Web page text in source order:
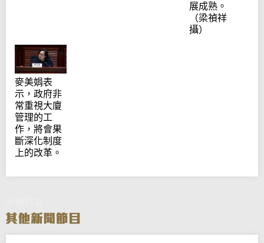
展成熟。
（梁禎祥
攝）
麥美娟表
示，政府非
常重視大廈
管理的工
作，將會果
斷深化制度
上的改革。